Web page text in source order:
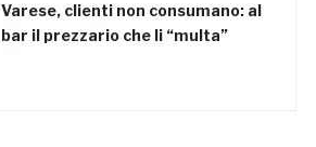
Varese, clienti non consumano: al
bar il prezzario che li “multa”